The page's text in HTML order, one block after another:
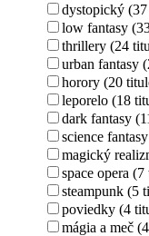
dystopický
low fantasy
thrillery (24
urban fantasy
horory (20
leporelo (18
dark fantasy
science
magický
space opera
steampunk (5
poviedky (4
mágia a meč